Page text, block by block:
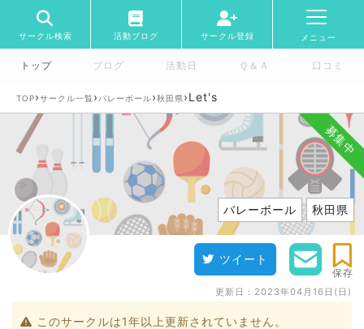
サークル検索 活動ブログ サークル登録 メニュー
トップ ブログ 活動日 Ｑ＆Ａ 口コミ
TOP›サークル一覧 › バレーボール›秋田県›Let's
募集中
バレーボール 秋田県
ツイート
保存
更新日： 2023年04月16日(日)
このサークルは1年以上更新されていません。